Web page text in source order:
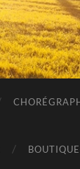
BOUTIQUE